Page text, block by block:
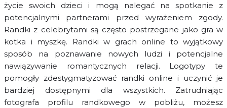
życie swoich dzieci i mogą nalegać na spotkanie z
potencjalnymi partnerami przed wyrażeniem zgody.
Randki z celebrytami są często postrzegane jako gra w
kotka i myszkę. Randki w grach online to wyjątkowy
sposób na poznawanie nowych ludzi i potencjalne
nawiązywanie romantycznych relacji. Logotypy te
pomogły zdestygmatyzować randki online i uczynić je
bardziej dostępnymi dla wszystkich. Zatrudniając
fotografa profilu randkowego w pobliżu, możesz